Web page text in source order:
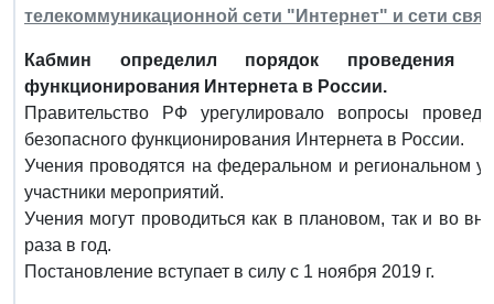
телекоммуникационной сети "Интернет" и сети
Кабмин определил порядок проведения
функционирования Интернета в России.
Правительство РФ урегулировало вопросы
безопасного функционирования Интернета в России.
Учения проводятся на федеральном и региональном
участники мероприятий.
Учения могут проводиться как в плановом, так и во
раза в год.
Постановление вступает в силу с 1 ноября 2019 г.